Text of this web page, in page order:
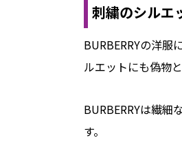
刺繍のシルエ
BURBERRYの洋服
ルエットにも偽物
BURBERRYは繊
す。